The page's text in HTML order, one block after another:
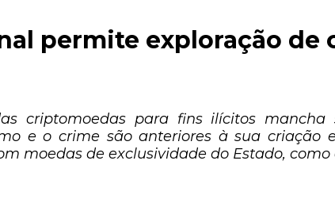
permite exploração de
criptomoedas para fins ilícitos
e o crime são anteriores à sua criação
moedas de exclusividade do Estado, como